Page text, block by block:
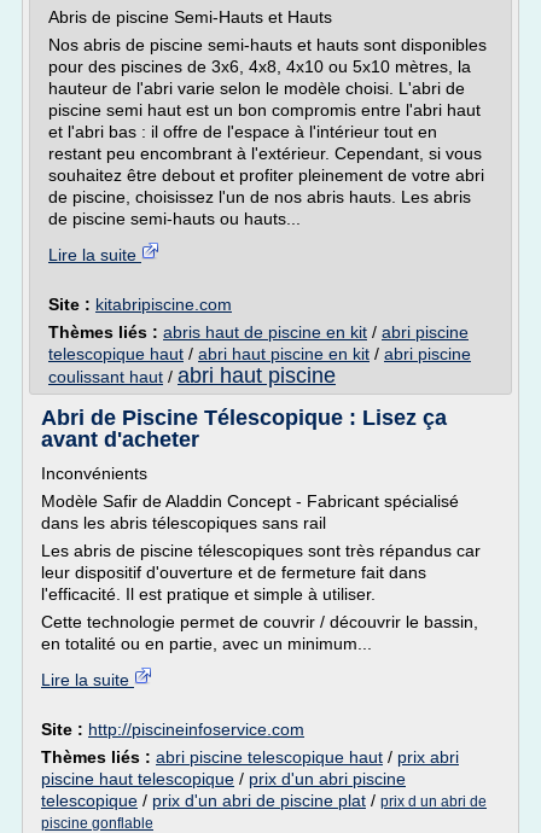
Abris de piscine Semi-Hauts et Hauts
Nos abris de piscine semi-hauts et hauts sont disponibles
pour des piscines de 3x6, 4x8, 4x10 ou 5x10 mètres, la
hauteur de l'abri varie selon le modèle choisi. L'abri de
piscine semi haut est un bon compromis entre l'abri haut
et l'abri bas : il offre de l'espace à l'intérieur tout en
restant peu encombrant à l'extérieur. Cependant, si vous
souhaitez être debout et profiter pleinement de votre abri
de piscine, choisissez l'un de nos abris hauts. Les abris
de piscine semi-hauts ou hauts...
Lire la suite
Site : kitabripiscine.com
Thèmes liés : abris haut de piscine en kit / abri piscine
telescopique haut / abri haut piscine en kit / abri piscine
coulissant haut / abri haut piscine
Abri de Piscine Télescopique : Lisez ça
avant d'acheter
Inconvénients
Modèle Safir de Aladdin Concept - Fabricant spécialisé
dans les abris télescopiques sans rail
Les abris de piscine télescopiques sont très répandus car
leur dispositif d'ouverture et de fermeture fait dans
l'efficacité. Il est pratique et simple à utiliser.
Cette technologie permet de couvrir / découvrir le bassin,
en totalité ou en partie, avec un minimum...
Lire la suite
Site : http://piscineinfoservice.com
Thèmes liés : abri piscine telescopique haut / prix abri
piscine haut telescopique / prix d'un abri piscine
telescopique / prix d'un abri de piscine plat / prix d un abri de
piscine gonflable